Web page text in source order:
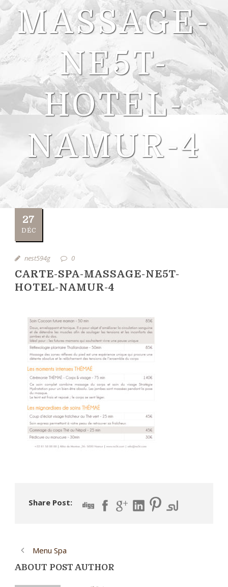
MASSAGE-
NE5T-
HOTEL-
NAMUR-4
27
DÉC
nest594g 0
CARTE-SPA-MASSAGE-NE5T-
HOTEL-NAMUR-4
Share Post:
Menu Spa
ABOUT POST AUTHOR